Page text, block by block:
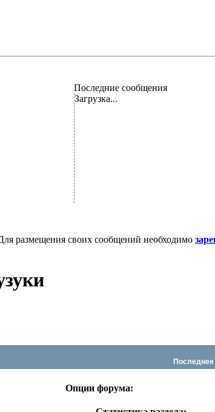
Последние сообщения
Загрузка...
размещения своих сообщений необходимо
Опции форума: